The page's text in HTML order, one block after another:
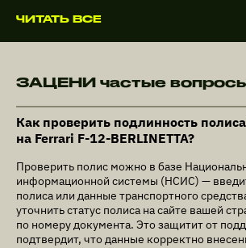
ЧИТАТЬ ВСЕ
ЗАЦЕНИ частые
Как проверить подлинность
на Ferrari F-12-BERLINETTA?
Проверить полис можно в базе
информационной системы (НСИС) —
полиса или данные транспортного
уточнить статус полиса на сайте вашей
по номеру документа. Это защитит от
подтвердит, что данные корректно